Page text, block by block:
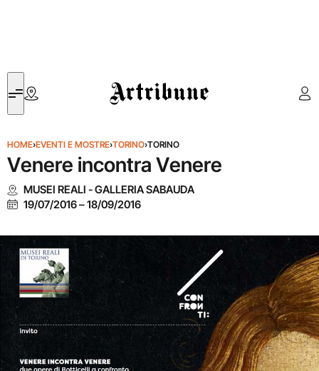
Artribune
HOME›EVENTI E MOSTRE›TORINO›TORINO
Venere incontra Venere
MUSEI REALI - GALLERIA SABAUDA
19/07/2016–18/09/2016